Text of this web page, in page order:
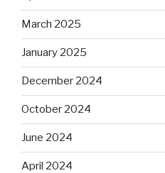
March 2025
January 2025
December 2024
October 2024
June 2024
April 2024